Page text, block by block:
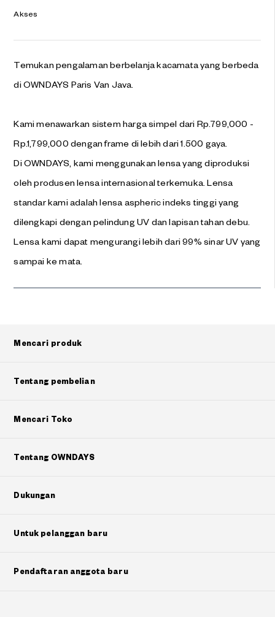
Akses
Temukan pengalaman berbelanja kacamata yang berbeda
di OWNDAYS Paris Van Java.
Kami menawarkan sistem harga simpel dari Rp.799,000 -
Rp.1,799,000 dengan frame di lebih dari 1.500 gaya.
Di OWNDAYS, kami menggunakan lensa yang diproduksi
oleh produsen lensa internasional terkemuka. Lensa
standar kami adalah lensa aspheric indeks tinggi yang
dilengkapi dengan pelindung UV dan lapisan tahan debu.
Lensa kami dapat mengurangi lebih dari 99% sinar UV yang
sampai ke mata.
Mencari produk
Tentang pembelian
Mencari Toko
Tentang OWNDAYS
Dukungan
Untuk pelanggan baru
Pendaftaran anggota baru